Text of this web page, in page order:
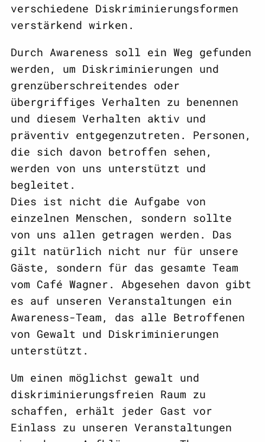
verschiedene Diskriminierungsformen
verstärkend wirken.
Durch Awareness soll ein Weg gefunden
werden, um Diskriminierungen und
grenzüberschreitendes oder
übergriffiges Verhalten zu benennen
und diesem Verhalten aktiv und
präventiv entgegenzutreten. Personen,
die sich davon betroffen sehen,
werden von uns unterstützt und
begleitet.
Dies ist nicht die Aufgabe von
einzelnen Menschen, sondern sollte
von uns allen getragen werden. Das
gilt natürlich nicht nur für unsere
Gäste, sondern für das gesamte Team
vom Café Wagner. Abgesehen davon gibt
es auf unseren Veranstaltungen ein
Awareness-Team, das alle Betroffenen
von Gewalt und Diskriminierungen
unterstützt.
Um einen möglichst gewalt und
diskriminierungsfreien Raum zu
schaffen, erhält jeder Gast vor
Einlass zu unseren Veranstaltungen